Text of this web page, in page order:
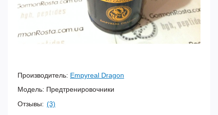
Производитель: Empyreal Dragon
Модель: Предтренировочники
Отзывы: (3)